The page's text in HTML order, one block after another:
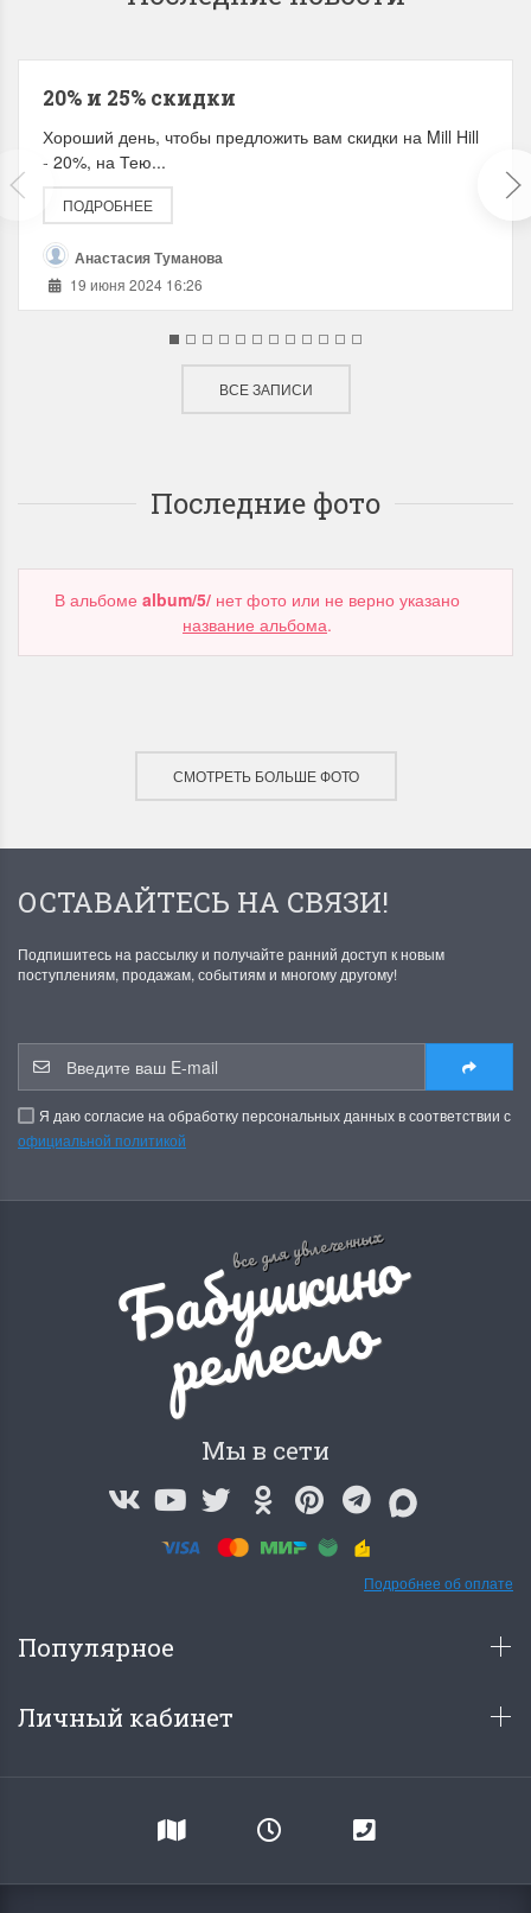
20% и 25% скидки
Хороший день, чтобы предложить вам скидки на Mill Hill
- 20%, на Тею...
ПОДРОБНЕЕ
Анастасия Туманова
19 июня 2024 16:26
ВСЕ ЗАПИСИ
Последние фото
В альбоме album/5/ нет фото или не верно указано
название альбома.
СМОТРЕТЬ БОЛЬШЕ ФОТО
ОСТАВАЙТЕСЬ НА СВЯЗИ!
Подпишитесь на рассылку и получайте ранний доступ к новым
поступлениям, продажам, событиям и многому другому!
Я даю согласие на обработку персональных данных в соответствии с
официальной политикой
все для увлеченных
Б
а
б
у
ш
к
и
н
о
р
е
м
е
с
л
о
Мы в сети
Подробнее об оплате
Популярное
Личный кабинет